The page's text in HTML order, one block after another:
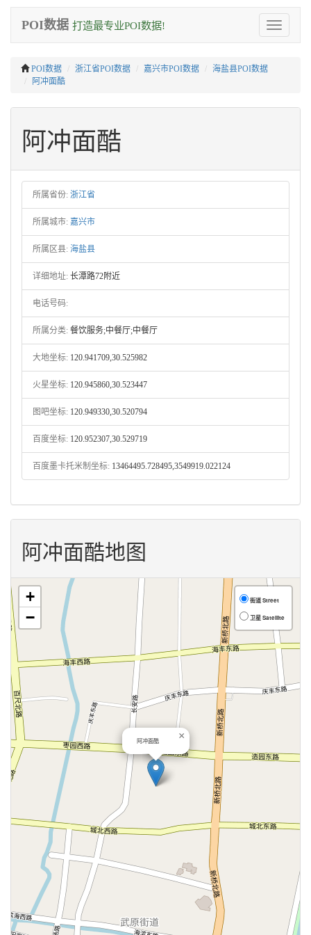
Toggle
navigation
POI数据 打造最专业POI数据!
POI数据 浙江省POI数据 嘉兴市POI数据
海盐县POI数据
阿冲面酷
阿冲面酷
所属省份: 浙江省
所属城市: 嘉兴市
所属区县: 海盐县
详细地址: 长潭路72附近
电话号码:
所属分类: 餐饮服务;中餐厅;中餐厅
大地坐标: 120.941709,30.525982
火星坐标: 120.945860,30.523447
图吧坐标: 120.949330,30.520794
百度坐标: 120.952307,30.529719
百度墨卡托米制坐标: 13464495.728495,3549919.022124
阿冲面酷地图
阿冲面酷 ×
+
−
街道 Street
卫星 Satellite